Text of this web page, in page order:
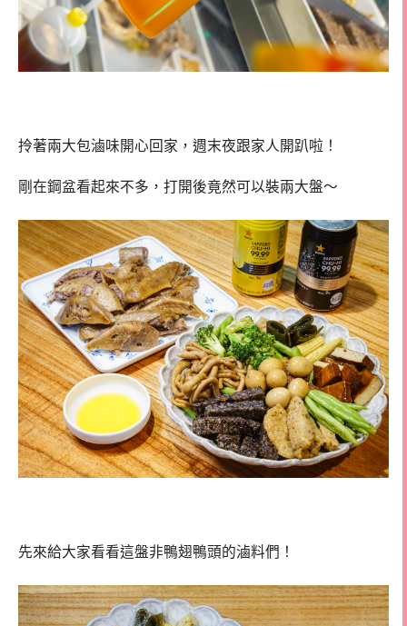
拎著兩大包滷味開心回家，週末夜跟家人開趴啦！
剛在鋼盆看起來不多，打開後竟然可以裝兩大盤～
先來給大家看看這盤非鴨翅鴨頭的滷料們！